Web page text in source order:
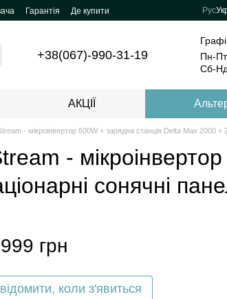
Гарантія Де купити Рус
+38(067)-990-31-19
Пн-
Сб-
АКЦІЇ
- мікроінвертор 600W + зарядна станція Delta Max 2000 +
-
сонячні
грн
коли з'явиться